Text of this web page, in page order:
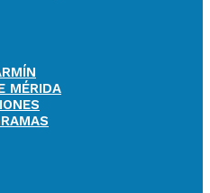
MÉRIDA